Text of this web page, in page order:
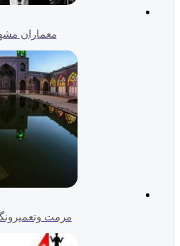
معماران مشهور (110)
مرمت وتعمیرونگهداری(145)